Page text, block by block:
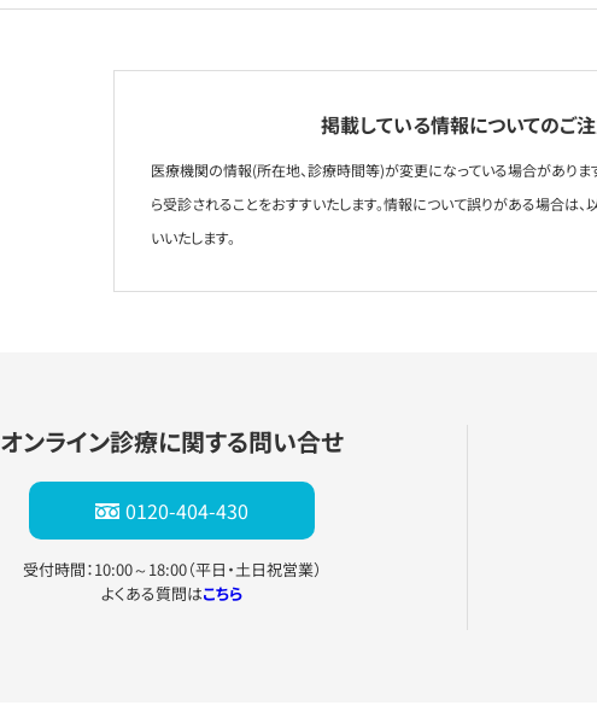
掲載している情報についてのご
医療機関の情報(所在地、診療時間等)が変更になっている場合がありま
ら受診されることをおすすいたします。情報について誤りがある場合は
いいたします。
オンライン診療に関する問い合せ
0120-404-430
受付時間：10:00～18:00（平日・土日祝営業）
よくある質問はこちら